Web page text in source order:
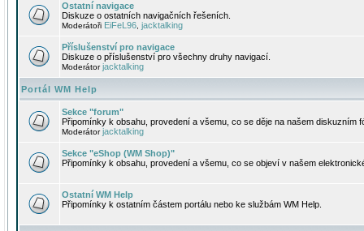
Ostatní navigace
Diskuze o ostatních navigačních řešeních.
Moderátoři EiFeL96 jacktalking
Příslušenství pro navigace
Diskuze o příslušenství pro všechny druhy navigací.
Moderátorjacktalking
Portál WM Help
Sekce "forum"
Připomínky k obsahu, provedení a všemu, co se děje na našem diskuzním
Moderátorjacktalking
Sekce "eShop (WM Shop)"
Připomínky k obsahu, provedení a všemu, co se objeví v našem
Ostatní WM Help
Připomínky k ostatním částem portálu nebo ke službám WM Help.